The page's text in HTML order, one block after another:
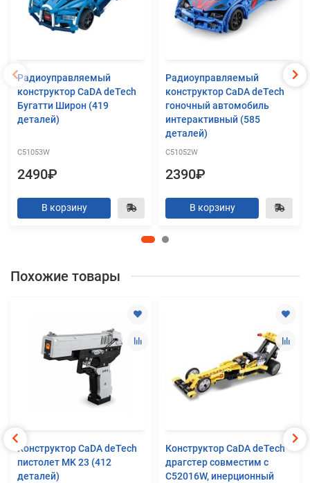
Радиоуправляемый
конструктор CaDA deTech
Бугатти Широн (419
деталей)
C51053W
2490₽
В корзину
Радиоуправляемый
конструктор CaDA deTech
гоночный автомобиль
интерактивный (585
деталей)
C51052W
2390₽
В корзину
Похожие товары
Конструктор CaDA deTech
пистолет MK 23 (412
деталей)
Конструктор CaDA deTech
драгстер совместим с
C52016W, инерционный